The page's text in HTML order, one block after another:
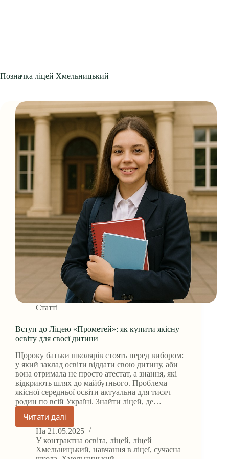
Позначка ліцей Хмельницький
Статті
Вступ до Ліцею «Прометей»: як купити якісну
освіту для своєї дитини
Щороку батьки школярів стоять перед вибором:
у який заклад освіти віддати свою дитину, аби
вона отримала не просто атестат, а знання, які
відкриють шлях до майбутнього. Проблема
якісної середньої освіти актуальна для тисяч
родин по всій Україні. Знайти ліцей, де…
Читати далі
Вступ
до
Ліцею
«Прометей»:
На 21.05.2025
У контрактна освіта,ліцей,ліцей
Хмельницький, навчання в ліцеї, сучасна